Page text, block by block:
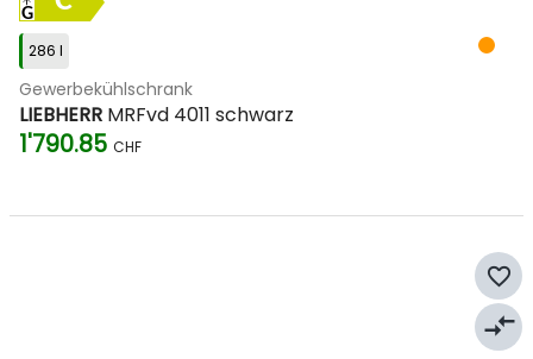
286 l
Gewerbekühlschrank
LIEBHERR MRFvd 4011 schwarz
1'790.85 CHF
favorite_border
compare_arrows